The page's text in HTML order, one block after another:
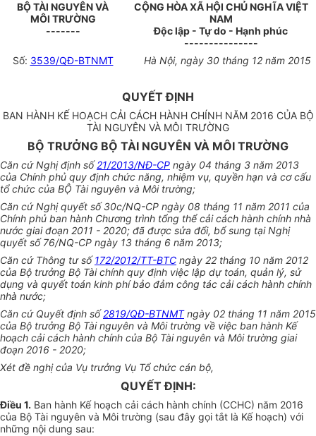
BỘ TÀI NGUYÊN VÀ
MÔI TRƯỜNG
-------
CỘNG HÒA XÃ HỘI CHỦ NGHĨA VIỆT
NAM
Độc lập - Tự do - Hạnh phúc
---------------
Số: 3539/QĐ-BTNMT Hà Nội, ngày 30 tháng 12 năm 2015
QUYẾT ĐỊNH
BAN HÀNH KẾ HOẠCH CẢI CÁCH HÀNH CHÍNH NĂM 2016 CỦA BỘ
TÀI NGUYÊN VÀ MÔI TRƯỜNG
BỘ TRƯỞNG BỘ TÀI NGUYÊN VÀ MÔI TRƯỜNG
Căn cứ Nghị định số21/2013/NĐ-CP ngày 04 tháng 3 năm 2013
của Chính phủ quy định chức năng, nhiệm vụ, quyền hạn và cơ cấu
tổ chức của BỘ Tài nguyên và Môi trường;
Căn cứ Nghị quyết số 30c/NQ-CP ngày 08 tháng 11 năm 2011 của
Chính phủ ban hành Chương trình tổng thể cải cách hành chính nhà
nước giai đoạn 2011 - 2020; đã được sửa đổi, bổ sung tại Nghị
quyết số 76/NQ-CP ngày 13 tháng 6 năm 2013;
Căn cứ Thông tư số172/2012/TT-BTC ngày 22 tháng 10 năm 2012
của Bộ trưởng Bộ Tài chính quy định việc lập dự toán, quản lý, sử
dụng và quyết toán kinh phí bảo đảm công tác cải cách hành chính
nhà nước;
Căn cứ Quyết định số2819/QĐ-BTNMTngày 02 tháng 11 năm 2015
của Bộ trưởng Bộ Tài nguyên và Môi trường về việc ban hành Kế
hoạch cải cách hành chính của Bộ Tài nguyên và Môi trường giai
đoạn 2016 - 2020;
Xét đề nghị của Vụ trưởng Vụ Tổ chức cán bộ,
QUYẾT ĐỊNH:
Điều 1. Ban hành Kế hoạch cải cách hành chính (CCHC) năm 2016
của Bộ Tài nguyên và Môi trường (sau đây gọi tắt là Kế hoạch) với
những nội dung sau: